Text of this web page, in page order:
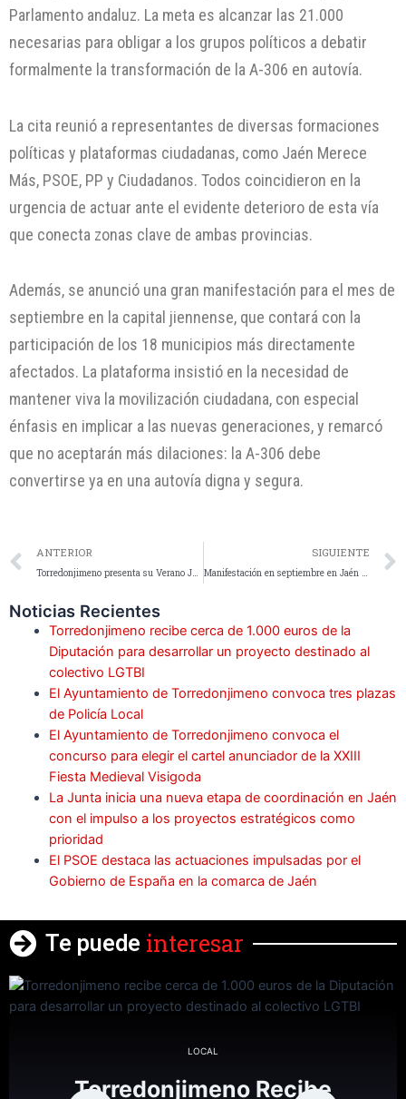
Parlamento andaluz. La meta es alcanzar las 21.000
necesarias para obligar a los grupos políticos a debatir
formalmente la transformación de la A-306 en autovía.
La cita reunió a representantes de diversas formaciones
políticas y plataformas ciudadanas, como Jaén Merece
Más, PSOE, PP y Ciudadanos. Todos coincidieron en la
urgencia de actuar ante el evidente deterioro de esta vía
que conecta zonas clave de ambas provincias.
Además, se anunció una gran manifestación para el mes de
septiembre en la capital jiennense, que contará con la
participación de los 18 municipios más directamente
afectados. La plataforma insistió en la necesidad de
mantener viva la movilización ciudadana, con especial
énfasis en implicar a las nuevas generaciones, y remarcó
que no aceptarán más dilaciones: la A-306 debe
convertirse ya en una autovía digna y segura.
ANTERIOR SIGUIENTE
Noticias Recientes
Torredonjimeno recibe cerca de 1.000 euros de la
Diputación para desarrollar un proyecto destinado al
colectivo LGTBI
El Ayuntamiento de Torredonjimeno convoca tres plazas
de Policía Local
El Ayuntamiento de Torredonjimeno convoca el
concurso para elegir el cartel anunciador de la XXIII
Fiesta Medieval Visigoda
La Junta inicia una nueva etapa de coordinación en Jaén
con el impulso a los proyectos estratégicos como
prioridad
El PSOE destaca las actuaciones impulsadas por el
Gobierno de España en la comarca de Jaén
Te puede interesar